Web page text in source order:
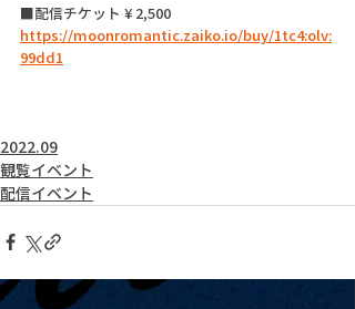
■配信チケット ¥ 2,500
https://moonromantic.zaiko.io/buy/1tc4:olv:
99dd1
2022.09
観覧イベント
配信イベント